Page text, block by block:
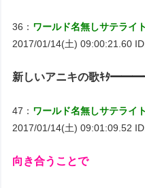
36： ワールド名無しサテライ
2017/01/14(土) 09:00:21.60
新しいアニキの歌ｷﾀ
47： ワールド名無しサテライ
2017/01/14(土) 09:01:09.52
向き合うことで